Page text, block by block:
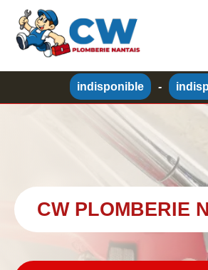
indisponible -
CW PLOMBERIE